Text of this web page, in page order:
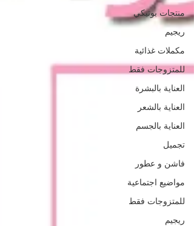
منتجات بوتيكي
ريجيم
مكملات غذائية
للمتزوجات فقط
العناية بالبشرة
العناية بالشعر
العناية بالجسم
تجميل
فاشن و عطور
مواضيع اجتماعية
للمتزوجات فقط
ريجيم